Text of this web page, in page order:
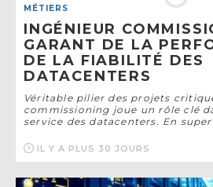
MÉTIERS
INGÉNIEUR
GARANT DE LA
DE LA FIABILITÉ DES
DATACENTERS
Véritable pilier des projets
commissioning joue un rôle clé
service des datacenters. En
IL Y A PLUS 30 JOURS